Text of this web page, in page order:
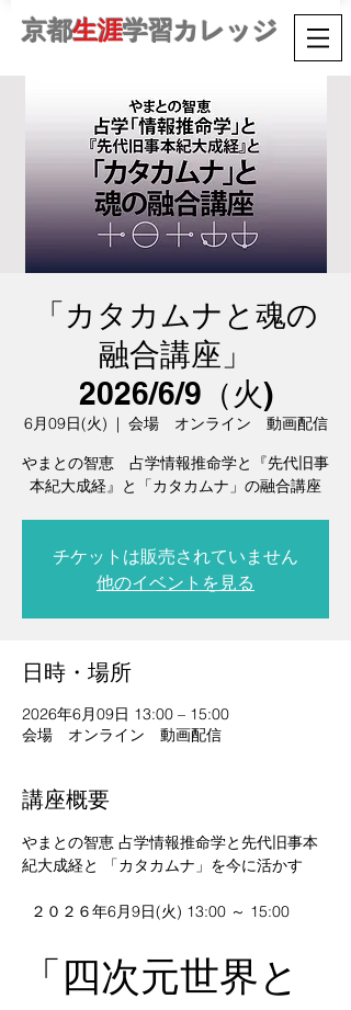
京都生涯学習カレッジ
「カタカムナと魂の
融合講座」
2026/6/9（火)
6月09日(火)
  |
会場 オンライン 動画配信
やまとの智恵 占学情報推命学と『先代旧事
本紀大成経』と「カタカムナ」の融合講座
チケットは販売されていません
他のイベントを見る
日時・場所
2026年6月09日 13:00 – 15:00
会場 オンライン 動画配信
講座概要
やまとの智恵 占学情報推命学と先代旧事本
紀大成経と 「カタカムナ」を今に活かす
  ２０２６年6月9日(火) 13:00 ～ 15:00
「四次元世界と